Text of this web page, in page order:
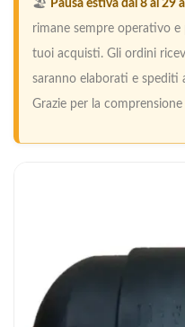
🏖️ Pausa estiva dal 8 al 29
rimane sempre operativo
tuoi acquisti. Gli ordini
saranno elaborati e spediti
Grazie per la